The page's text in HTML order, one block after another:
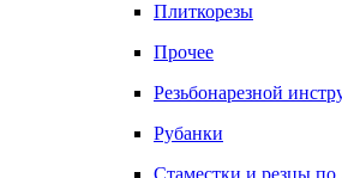
Плиткорезы
Прочее
Резьбонарезной
Рубанки
Стаместки и резцы по